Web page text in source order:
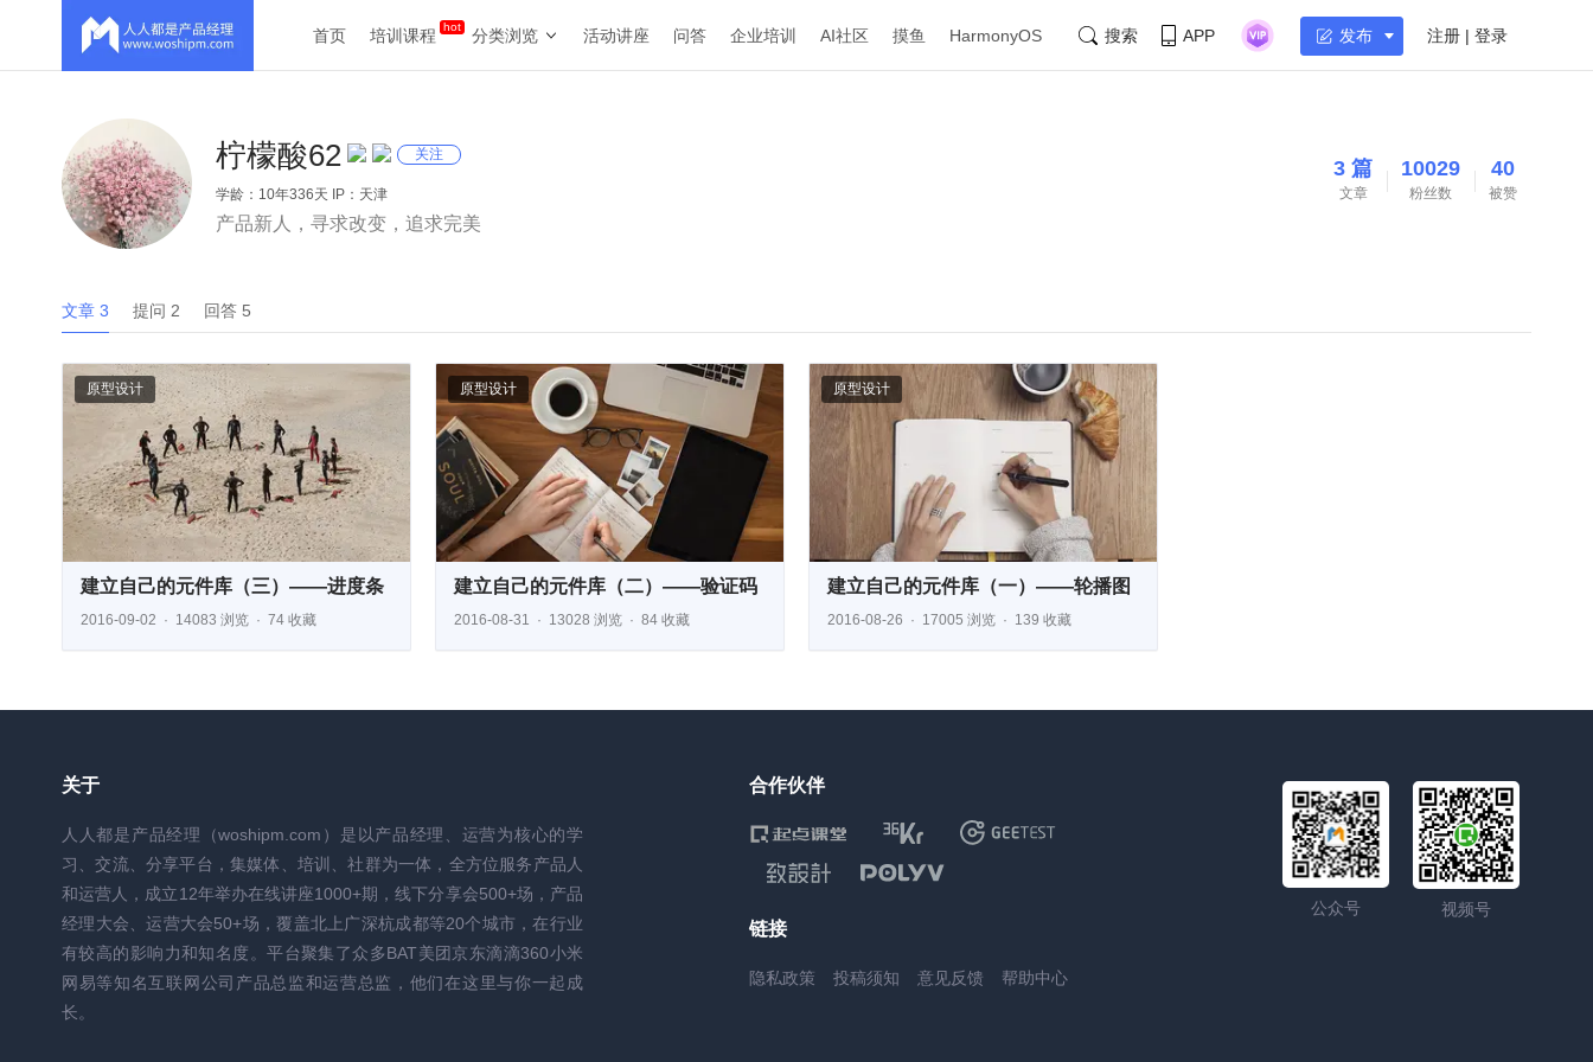
首页 培训课程 分类浏览 活动讲座 问答 企业培训 AI社区 摸鱼 HarmonyOS 搜索 APP 发布 注册 | 登录
柠檬酸62 关注
学龄：10年336天 IP：天津
产品新人，寻求改变，追求完美
3 篇
文章
10029
粉丝数
40
被赞
文章 3 提问 2 回答 5
原型设计
建立自己的元件库（三）——进度条
2016-09-02 14083 浏览 74 收藏
原型设计
建立自己的元件库（二）——验证码
2016-08-31 13028 浏览 84 收藏
原型设计
建立自己的元件库（一）——轮播图
2016-08-26 17005 浏览 139 收藏
关于
人人都是产品经理（woshipm.com）是以产品经理、运营为核心的学
习、交流、分享平台，集媒体、培训、社群为一体，全方位服务产品人
和运营人，成立12年举办在线讲座1000+期，线下分享会500+场，产品
经理大会、运营大会50+场，覆盖北上广深杭成都等20个城市，在行业
有较高的影响力和知名度。平台聚集了众多BAT美团京东滴滴360小米
网易等知名互联网公司产品总监和运营总监，他们在这里与你一起成
长。
合作伙伴
链接
隐私政策 投稿须知 意见反馈 帮助中心
公众号 视频号